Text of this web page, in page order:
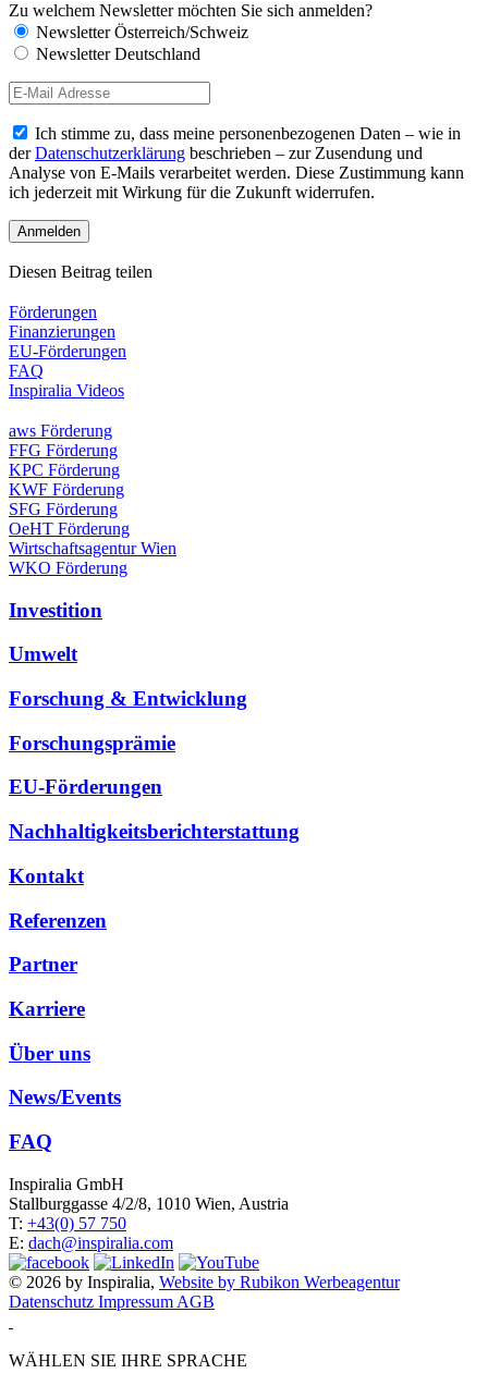
Zu welchem Newsletter möchten Sie sich anmelden?
Newsletter Österreich/Schweiz
Newsletter Deutschland
Ich stimme zu, dass meine personenbezogenen Daten – wie in
derDatenschutzerklärung beschrieben – zur Zusendung und
Analyse von E-Mails verarbeitet werden. Diese Zustimmung kann
ich jederzeit mit Wirkung für die Zukunft widerrufen.
Diesen Beitrag teilen
Förderungen
Finanzierungen
EU-Förderungen
FAQ
Inspiralia Videos
aws Förderung
FFG Förderung
KPC Förderung
KWF Förderung
SFG Förderung
OeHT Förderung
Wirtschaftsagentur Wien
WKO Förderung
Investition
Umwelt
Forschung & Entwicklung
Forschungsprämie
EU-Förderungen
Nachhaltigkeitsberichterstattung
Kontakt
Referenzen
Partner
Karriere
Über uns
News/Events
FAQ
Inspiralia GmbH
Stallburggasse 4/2/8, 1010 Wien, Austria
T: +43(0) 57 750
E: dach@inspiralia.com
© 2026 by Inspiralia, Website by Rubikon Werbeagentur
Datenschutz Impressum AGB
WÄHLEN SIE IHRE SPRACHE